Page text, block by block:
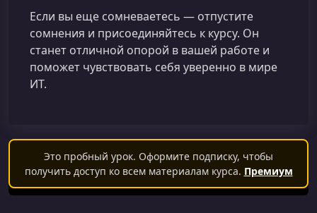
Если вы еще сомневаетесь — отпустите
сомнения и присоединяйтесь к курсу. Он
станет отличной опорой в вашей работе и
поможет чувствовать себя уверенно в мире
ИТ.
Это пробный урок. Оформите подписку, чтобы
получить доступ ко всем материалам курса. Премиум